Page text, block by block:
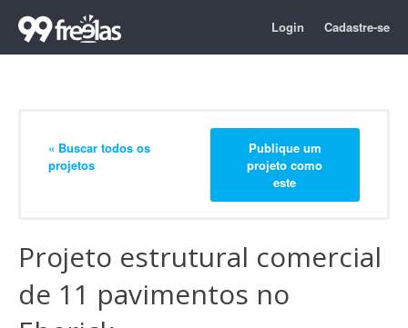
Login Cadastre-se
« Buscar todos os
projetos
Publique um
projeto como
este
Projeto estrutural comercial
de 11 pavimentos no